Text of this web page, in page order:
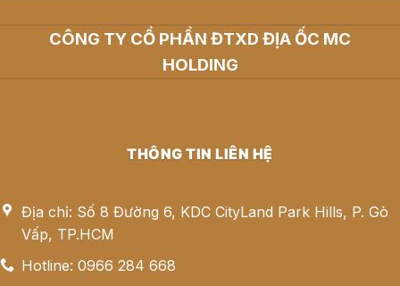
CÔNG TY CỔ PHẦN ĐTXD ĐỊA ỐC MC
HOLDING
THÔNG TIN LIÊN HỆ
Địa chỉ: Số 8 Đường 6, KDC CityLand Park Hills, P. Gò
Vấp, TP.HCM
Hotline: 0966 284 668